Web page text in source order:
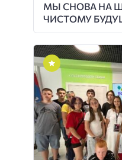
МЫ СНОВА НА
ЧИСТОМУ